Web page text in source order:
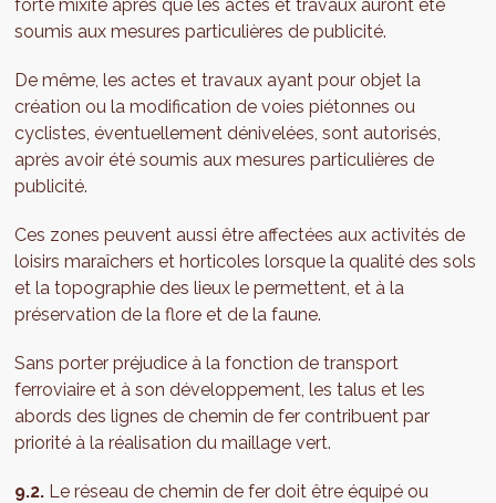
forte mixité après que les actes et travaux auront été
soumis aux mesures particulières de publicité.
De même, les actes et travaux ayant pour objet la
création ou la modification de voies piétonnes ou
cyclistes, éventuellement dénivelées, sont autorisés,
après avoir été soumis aux mesures particulières de
publicité.
Ces zones peuvent aussi être affectées aux activités de
loisirs maraîchers et horticoles lorsque la qualité des sols
et la topographie des lieux le permettent, et à la
préservation de la flore et de la faune.
Sans porter préjudice à la fonction de transport
ferroviaire et à son développement, les talus et les
abords des lignes de chemin de fer contribuent par
priorité à la réalisation du maillage vert.
9.2. Le réseau de chemin de fer doit être équipé ou